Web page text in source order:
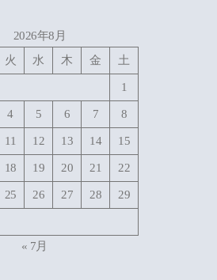
2026年8月
火 水 木 金 土
1
4 5 6 7 8
11 12 13 14 15
18 19 20 21 22
25 26 27 28 29
« 7月